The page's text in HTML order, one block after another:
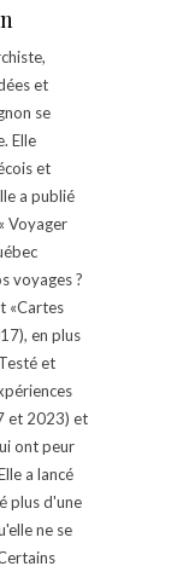
et
se
Elle
et
a publié
Voyager
voyages ?
«Cartes
en plus
et
et 2023) et
ont peur
a lancé
plus d'une
ne se